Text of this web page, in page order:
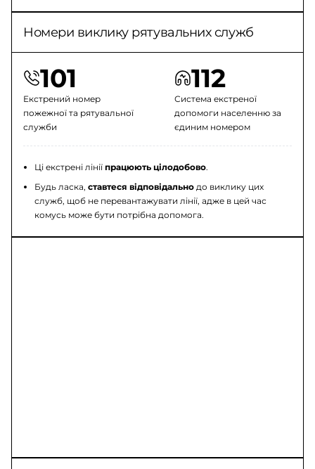
Номери виклику рятувальних служб
101
Екстрений номер
пожежної та рятувальної
служби
112
Система екстреної
допомоги населенню за
єдиним номером
Ці екстрені лініїпрацюють цілодобово.
Будь ласка,ставтеся відповідально до виклику цих
служб, щоб не перевантажувати лінії, адже в цей час
комусь може бути потрібна допомога.